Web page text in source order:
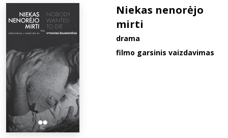
D.U.K.
Niekas nenorėjo
mirti
drama
filmo garsinis vaizdavimas